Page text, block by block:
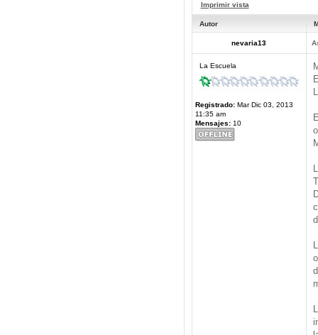
Imprimir vista
Autor
nevaria13
La Escuela
Registrado:Mar Dic 03, 2013
11:35 am
Mensajes:10